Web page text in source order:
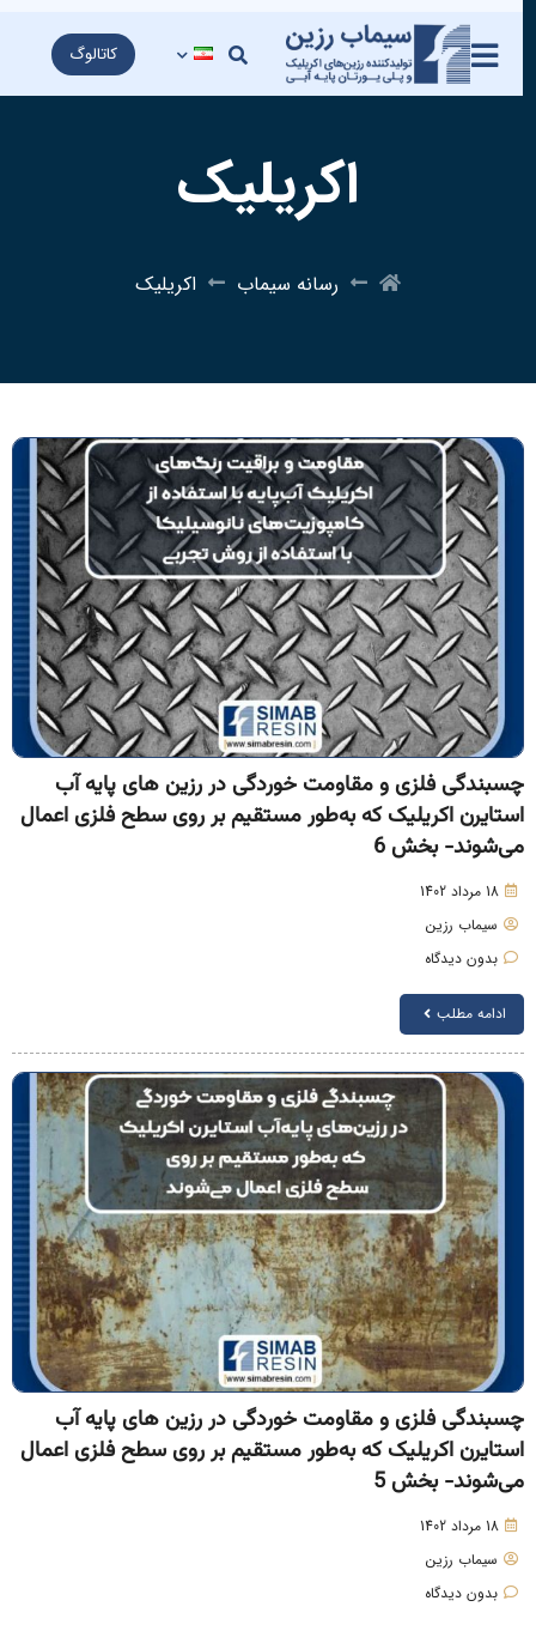
کاتالوگ
اکریلیک
رسانه سیماب اکریلیک
چسبندگی فلزی و مقاومت خوردگی در رزین های پایه آب
استایرن اکریلیک که به‌طور مستقیم بر روی سطح فلزی اعمال
می‌شوند- بخش 6
18 مرداد 1402
سیماب رزین
بدون دیدگاه
ادامه مطلب
چسبندگی فلزی و مقاومت خوردگی در رزین های پایه آب
استایرن اکریلیک که به‌طور مستقیم بر روی سطح فلزی اعمال
می‌شوند- بخش 5
18 مرداد 1402
سیماب رزین
بدون دیدگاه